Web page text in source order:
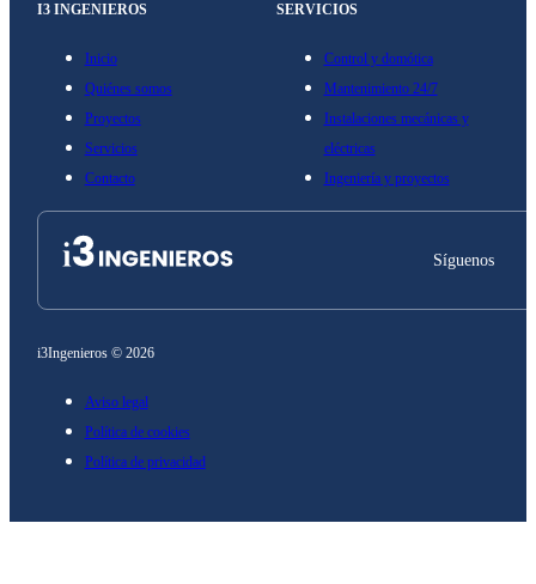
I3 INGENIEROS
Inicio
Quiénes somos
Proyectos
Servicios
Contacto
SERVICIOS
Control y domótica
Mantenimiento 24/7
Instalaciones mecánicas y
eléctricas
Ingeniería y proyectos
Síguenos
i3Ingenieros © 2026
Aviso legal
Política de cookies
Política de privacidad